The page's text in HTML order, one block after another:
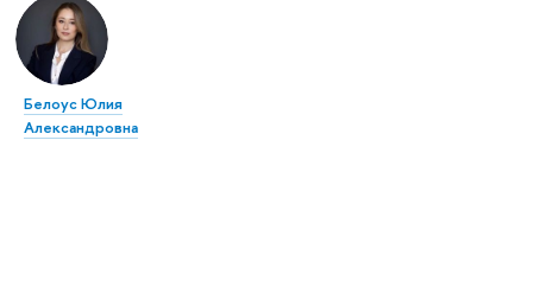
Белоус Юлия
Александровна